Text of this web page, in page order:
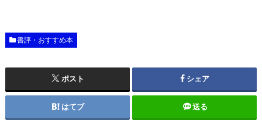
書評・おすすめ本
ポスト シェア
はてブ 送る